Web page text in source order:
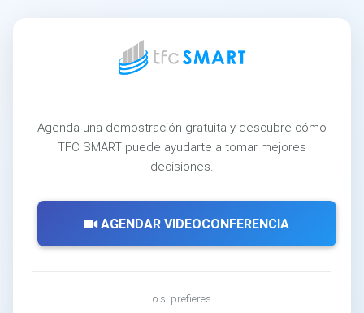
Agenda una demostración gratuita y descubre cómo
TFC SMART puede ayudarte a tomar mejores
decisiones.
AGENDAR VIDEOCONFERENCIA
o si prefieres